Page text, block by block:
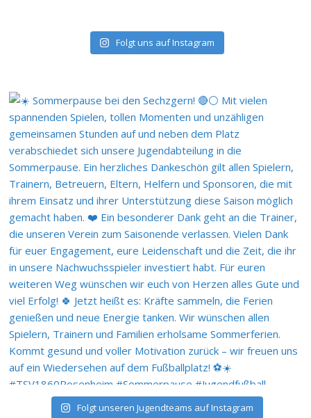
Folgt uns auf Instagram
Folgt unseren Jugendteams auf Instagram